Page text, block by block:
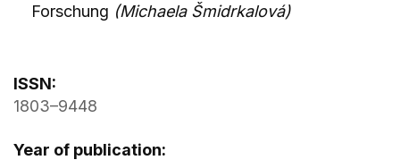
Forschung (Michaela Šmidrkalová)
ISSN:
1803–9448
Year of publication: